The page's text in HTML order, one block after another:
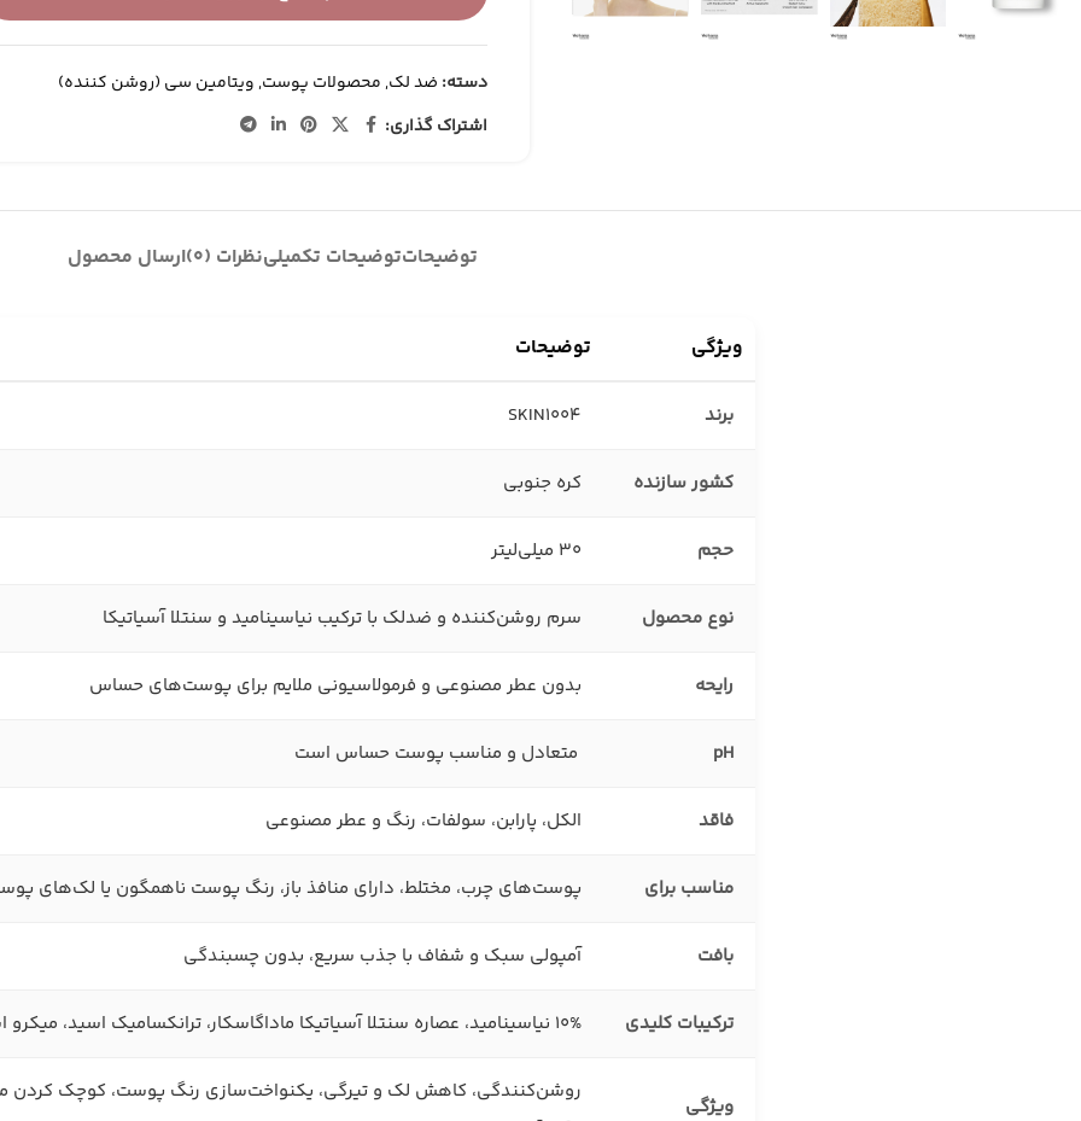
مداد چشم
بالم لب
کرم پودر
کانسیلر
BB وCC کرم
دسته: ضد لک,محصولات پوست,ویتامین سی (روشن کننده)
اشتراک گذاری:
توضیحاتتوضیحات تکمیلینظرات (0) ارسال محصول
ویژگی توضیحات
برند SKIN1004
کشور سازنده کره جنوبی
حجم ۳۰ میلی‌لیتر
نوع محصول سرم روشن‌کننده و ضدلک با ترکیب نیاسینامید و سنتلا آسیاتیکا
رایحه بدون عطر مصنوعی و فرمولاسیونی ملایم برای پوست‌های حساس
pH متعادل و مناسب پوست حساس است
فاقد الکل، پارابن، سولفات، رنگ و عطر مصنوعی
مناسب برای پوست‌های چرب، مختلط، دارای منافذ باز، رنگ پوست ناهمگون یا لک‌های
بافت آمپولی سبک و شفاف با جذب سریع، بدون چسبندگی
ترکیبات کلیدی 10% نیاسینامید، عصاره سنتلا آسیاتیکا ماداگاسکار، ترانکسامیک اسید، میکرو اسپیکول‌ها
ویژگی
روشن‌کنندگی، کاهش لک و تیرگی، یکنواخت‌سازی رنگ پوست، کوچک کردن